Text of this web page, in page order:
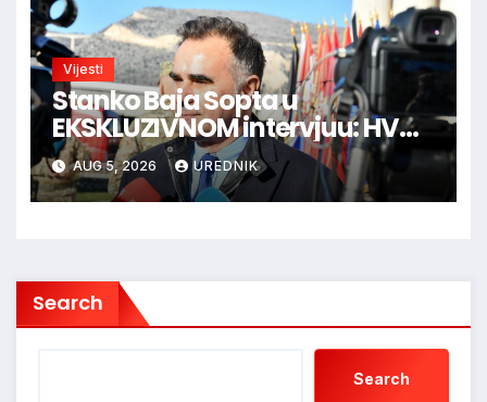
Vijesti
Stanko Baja Sopta u
EKSKLUZIVNOM intervjuu: HVO
je trebao ući u Vukovar preko
Marinaca, Bogdanovaca i
Bršadina
AUG 5, 2026 UREDNIK
Search
Search